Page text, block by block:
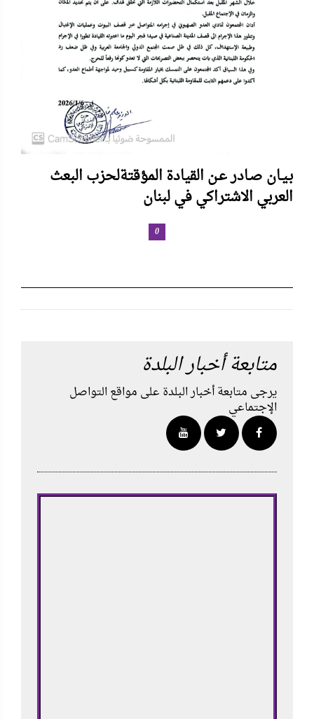
بـيـان صـادر عـن القيادة المؤقتةلحزب البعث
العربي الاشتراكي في لبنان
0
متابعة أخبار البلدة
يرجى متابعة أخبار البلدة على مواقع التواصل
الإجتماعي